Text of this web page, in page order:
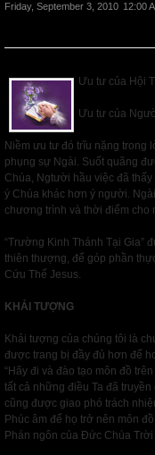
Friday, September 3, 2010 12:00
Ưu tư của Hội
Ưu tư của
Niềm ưu tư đó trĩu nặng trong
phụng sự Ngài. Suốt quãng
Chúa, Ngtười hầu việc đã
ý Chúa khác hơn ý người.
chương trình và thời điểm cho
“Trường Kinh Thánh Tại Gia”
thiên thượng, để góp phần
Cứu Thế Jesus.
KHẢI TƯỢNG
Khải tượng của chúng tôi là
được trang bị đầy đủ hơn để
“Hãy đi và đào tạo môn đồ
tất cả những điều Ta đã
cũng được giao phó trách
Phúc âm để họ trở nên môn
Phán ngôn của Đức Chúa